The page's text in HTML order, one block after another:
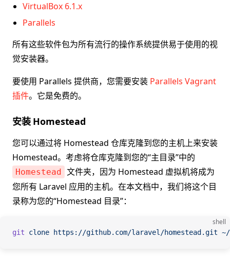
VirtualBox 6.1.x
Parallels
所有这些软件包为所有流行的操作系统提供易于使用的视
觉安装器。
要使用 Parallels 提供商，您需要安装 Parallels Vagrant
插件。它是免费的。
安装 Homestead
您可以通过将 Homestead 仓库克隆到您的主机上来安装
Homestead。考虑将仓库克隆到您的“主目录”中的
Homestead 文件夹，因为 Homestead 虚拟机将成为
您所有 Laravel 应用的主机。在本文档中，我们将这个目
录称为您的“Homestead 目录”：
shell
git clone https://github.com/laravel/homestead.git ~/